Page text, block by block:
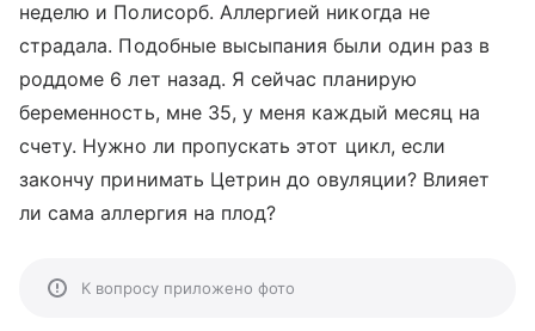
неделю и Полисорб. Аллергией никогда не
страдала. Подобные высыпания были один раз в
роддоме 6 лет назад. Я сейчас планирую
беременность, мне 35, у меня каждый месяц на
счету. Нужно ли пропускать этот цикл, если
закончу принимать Цетрин до овуляции? Влияет
ли сама аллергия на плод?
К вопросу приложено фото